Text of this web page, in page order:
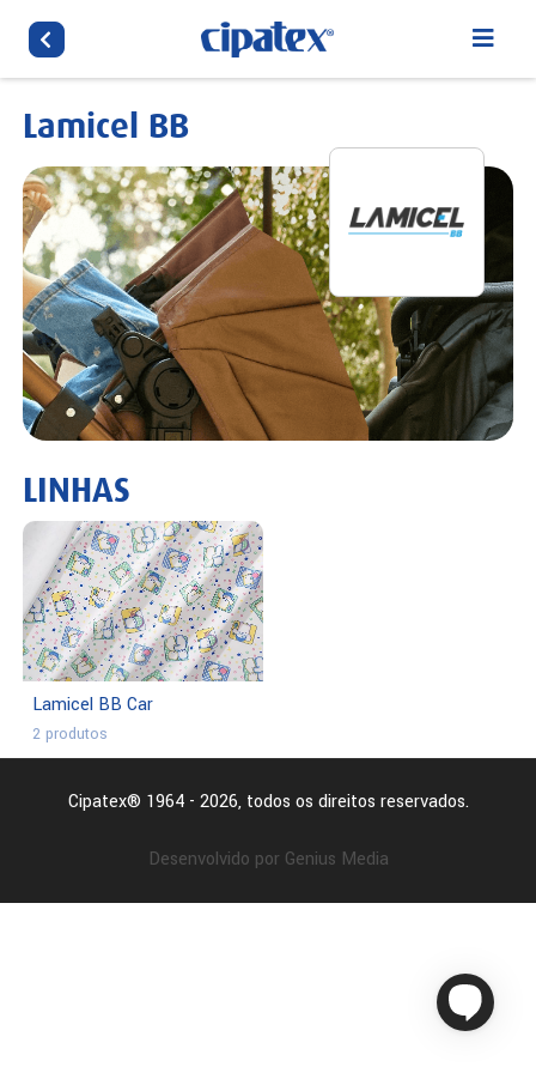
Lamicel BB
LINHAS
Lamicel BB Car
2 produtos
Cipatex® 1964 - 2026, todos os direitos reservados.
Desenvolvido por Genius Media